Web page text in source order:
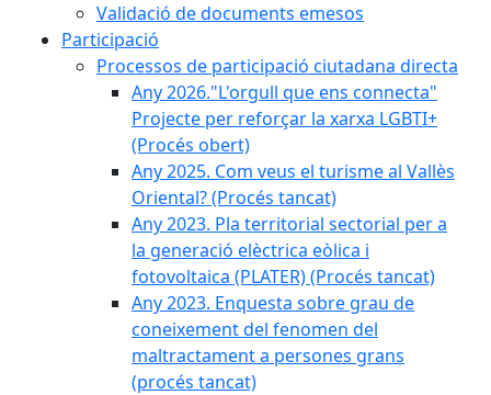
Validació de documents emesos
Participació
Processos de participació ciutadana directa
Any 2026."L'orgull que ens connecta"
Projecte per reforçar la xarxa LGBTI+
(Procés obert)
Any 2025. Com veus el turisme al Vallès
Oriental? (Procés tancat)
Any 2023. Pla territorial sectorial per a
la generació elèctrica eòlica i
fotovoltaica (PLATER) (Procés tancat)
Any 2023. Enquesta sobre grau de
coneixement del fenomen del
maltractament a persones grans
(procés tancat)